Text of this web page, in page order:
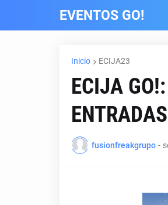
EVENTOS GO!
Inicio ECIJA23
ECIJA
fusionfreakgrupo -